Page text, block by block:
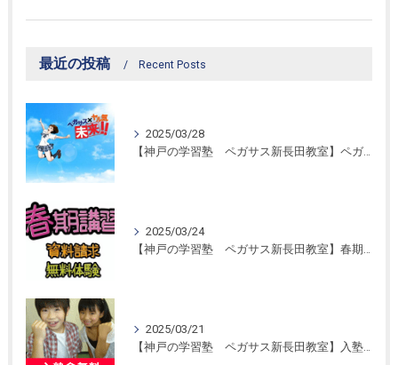
最近の投稿 Recent Posts
2025/03/28
【神戸の学習塾 ペガサス新長田教室】ペガサス学習スタイル！
2025/03/24
2025/03/21
【神戸の学習塾 ペガサス新長田教室】入塾金無料キャンペーン！